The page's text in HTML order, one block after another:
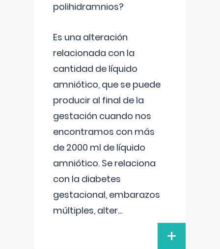
polihidramnios?
Es una alteración
relacionada con la
cantidad de líquido
amniótico, que se puede
producir al final de la
gestación cuando nos
encontramos con más
de 2000 ml de líquido
amniótico. Se relaciona
con la diabetes
gestacional, embarazos
múltiples, alter...
+